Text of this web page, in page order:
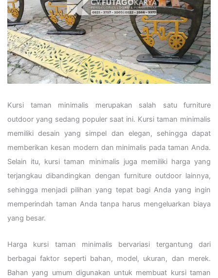
Kursi taman minimalis merupakan salah satu furniture
outdoor yang sedang populer saat ini. Kursi taman minimalis
memiliki desain yang simpel dan elegan, sehingga dapat
memberikan kesan modern dan minimalis pada taman Anda.
Selain itu, kursi taman minimalis juga memiliki harga yang
terjangkau dibandingkan dengan furniture outdoor lainnya,
sehingga menjadi pilihan yang tepat bagi Anda yang ingin
memperindah taman Anda tanpa harus mengeluarkan biaya
yang besar.
Harga kursi taman minimalis bervariasi tergantung dari
berbagai faktor seperti bahan, model, ukuran, dan merek.
Bahan yang umum digunakan untuk membuat kursi taman